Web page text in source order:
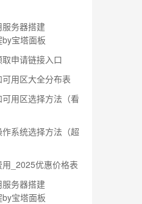
务器搭建
宝塔面板
申请链接入口
用区大全分布表
用区选择方法（看
系统选择方法（超
_2025优惠价格表
务器搭建
宝塔面板